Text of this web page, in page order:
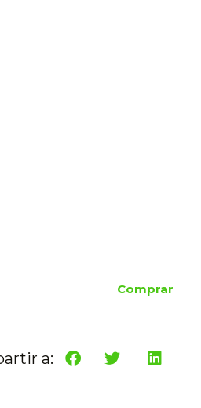
Comprar
a: